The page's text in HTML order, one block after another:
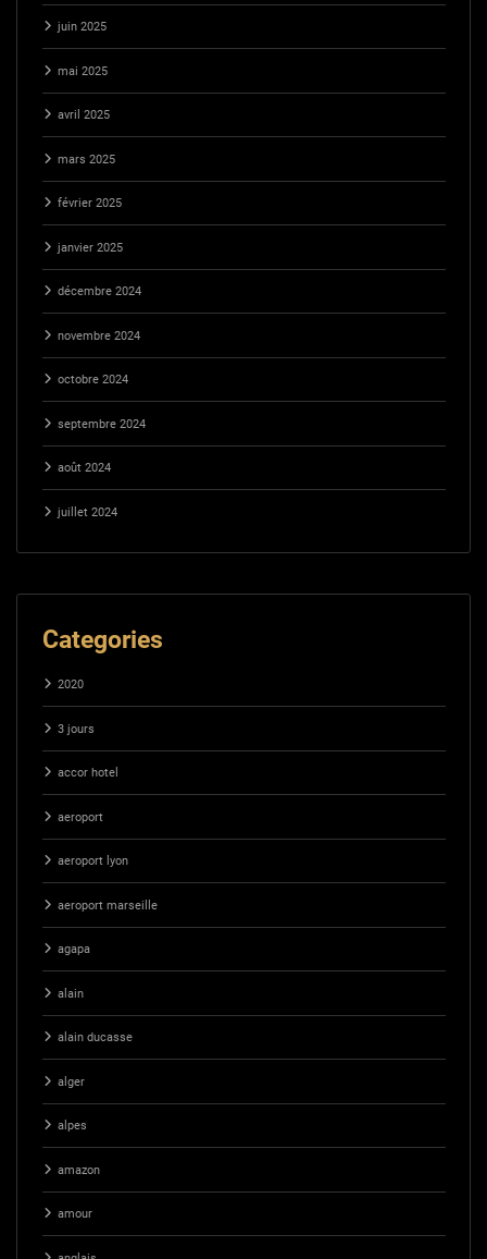
juin 2025
mai 2025
avril 2025
mars 2025
février 2025
janvier 2025
décembre 2024
novembre 2024
octobre 2024
septembre 2024
août 2024
juillet 2024
Categories
2020
3 jours
accor hotel
aeroport
aeroport lyon
aeroport marseille
agapa
alain
alain ducasse
alger
alpes
amazon
amour